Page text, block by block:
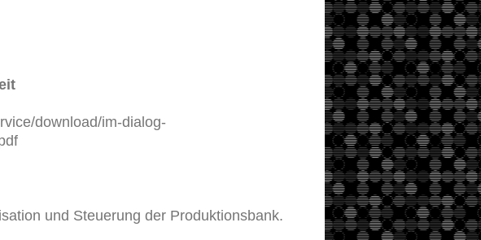
download/im-dialog-
und Steuerung der Produktionsbank.